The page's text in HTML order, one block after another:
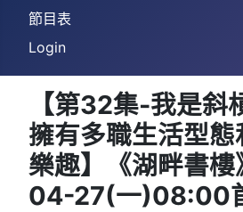
節目表
Login
【第32集-我是斜
擁有多職生活型
樂趣】《湖畔書
04-27(一)08:00